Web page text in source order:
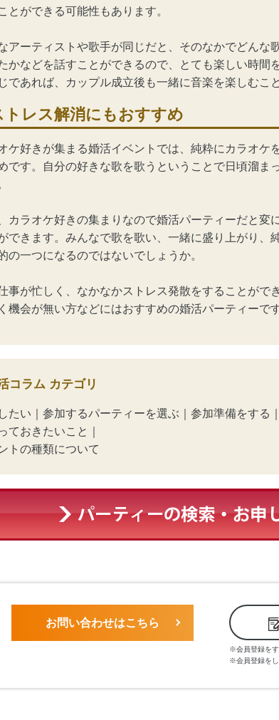
とができる可能性もあります。
アーティストや歌手が同じだと、そのなかでどんな
かなどを話すことができるので、とても楽しい時間
であれば、カップル成立後も一緒に音楽を楽しむこ
トレス解消にもおすすめ
ケ好きが集まる婚活イベントでは、純粋にカラオケ
です。自分の好きな歌を歌うということで日頃溜ま
カラオケ好きの集まりなので婚活パーティーだと変
できます。みんなで歌を歌い、一緒に盛り上がり、
の一つになるのではないでしょうか。
事が忙しく、なかなかストレス発散をすることがで
機会が無い方などにはおすすめの婚活パーティーです
コラム カテゴリ
たい 参加するパーティーを選ぶ 参加準備をする
ておきたいこと
トの種類について
お問い合わせはこちら
※会員登録を
※会員登録を